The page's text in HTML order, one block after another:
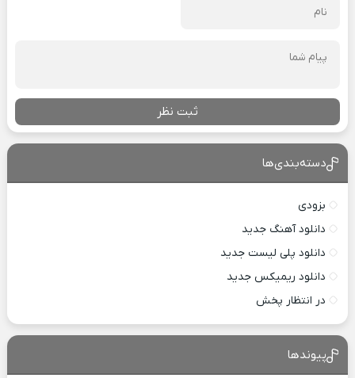
ثبت نظر
دسته‌بندی‌ها
بزودی
دانلود آهنگ جدید
دانلود پلی لیست جدید
دانلود ریمیکس جدید
در انتظار پخش
پیوندها